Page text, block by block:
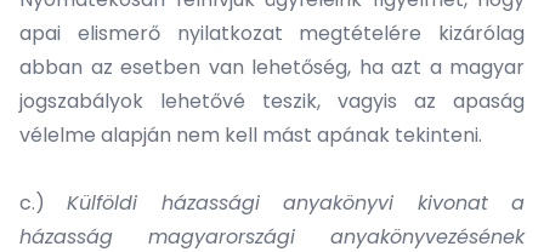
apai elismerő nyilatkozat megtételére kizárólag
abban az esetben van lehetőség, ha azt a magyar
jogszabályok lehetővé teszik, vagyis az apaság
vélelme alapján nem kell mást apának tekinteni.
c.)Külföldi házassági anyakönyvi kivonat a
házasság magyarországi anyakönyvezésének